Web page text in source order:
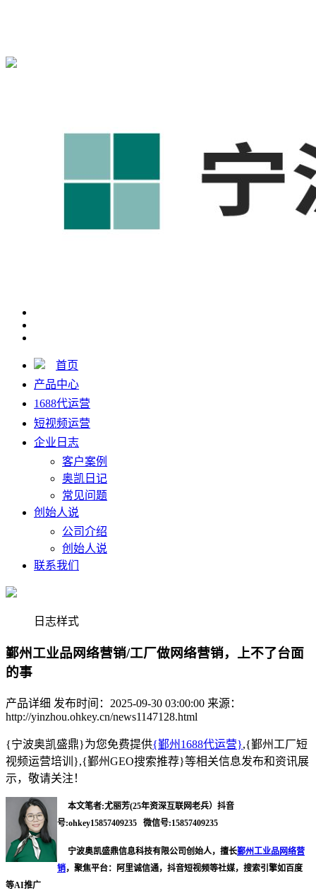
首页
产品中心
1688代运营
短视频运营
企业日志
客户案例
奥凯日记
常见问题
创始人说
公司介绍
创始人说
联系我们
日志样式
鄞州工业品网络营销/工厂做网络营销，上不了台面
的事
产品详细 发布时间：2025-09-30 03:00:00 来源：
http://yinzhou.ohkey.cn/news1147128.html
{宁波奥凯盛鼎}为您免费提供{鄞州1688代运营},{鄞州工厂短
视频运营培训},{鄞州GEO搜索推荐}等相关信息发布和资讯展
示，敬请关注！
本文笔者:尤丽芳(25年资深互联网老兵）抖音
号:ohkey15857409235 微信号:15857409235
宁波奥凯盛鼎信息科技有限公司创始人，擅长鄞州工业品网络营
销，聚焦平台：阿里诚信通，抖音短视频等社媒，搜索引擎如百度
等AI推广